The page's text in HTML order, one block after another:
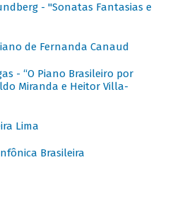
- "Sonatas Fantasias e
de Fernanda Canaud
- “O Piano Brasileiro por
Miranda e Heitor Villa-
Lima
Brasileira